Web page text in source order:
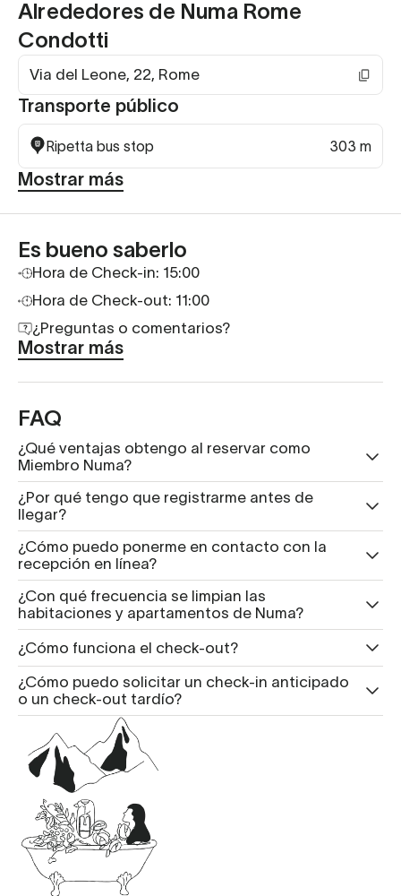
Alrededores de Numa Rome
Condotti
Via del Leone, 22, Rome
Transporte público
Ripetta bus stop 303 m
Mostrar más
Es bueno saberlo
Hora de Check-in: 15:00
Hora de Check-out: 11:00
¿Preguntas o comentarios?
Mostrar más
FAQ
¿Qué ventajas obtengo al reservar como
Miembro Numa?
¿Por qué tengo que registrarme antes de
llegar?
¿Cómo puedo ponerme en contacto con la
recepción en línea?
¿Con qué frecuencia se limpian las
habitaciones y apartamentos de Numa?
¿Cómo funciona el check-out?
¿Cómo puedo solicitar un check-in anticipado
o un check-out tardío?